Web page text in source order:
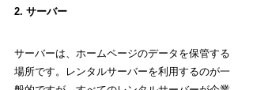
2. サーバー
サーバーは、ホームページのデータを保管する
場所です。レンタルサーバーを利用するのが一